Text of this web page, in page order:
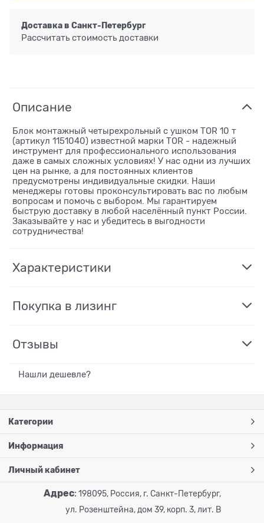
Доставка в Санкт-Петербург
Рассчитать стоимость доставки
Описание
Блок монтажный четырехрольный с ушком TOR 10 т
(артикул 1151040) известной марки TOR - надежный
инструмент для профессионального использования
даже в самых сложных условиях! У нас одни из лучших
цен на рынке, а для постоянных клиентов
предусмотрены индивидуальные скидки. Наши
менеджеры готовы проконсультировать вас по любым
вопросам и помочь с выбором. Мы гарантируем
быструю доставку в любой населённый пункт России.
Заказывайте у нас и убедитесь в выгодности
сотрудничества!
Характеристики
Покупка в лизинг
Отзывы
Нашли дешевле?
Категории
Информация
Личный кабинет
Адрес: 198095, Россия, г. Санкт-Петербург,
ул. Розенштейна, дом 39, корп. 3, лит. В